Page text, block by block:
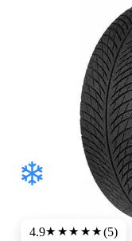
4.9★★★★★(5)